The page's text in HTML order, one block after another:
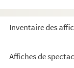
Inventaire des
Affiches de